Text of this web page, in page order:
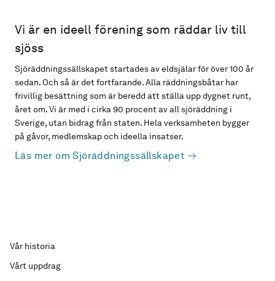
Vi är en ideell förening som räddar liv till
sjöss
Sjöräddningssällskapet startades av eldsjälar för över 100 år
sedan. Och så är det fortfarande. Alla räddningsbåtar har
frivillig besättning som är beredd att ställa upp dygnet runt,
året om. Vi är med i cirka 90 procent av all sjöräddning i
Sverige, utan bidrag från staten. Hela verksamheten bygger
på gåvor, medlemskap och ideella insatser.
Läs mer om Sjöräddningssällskapet
Vår historia
Vårt uppdrag